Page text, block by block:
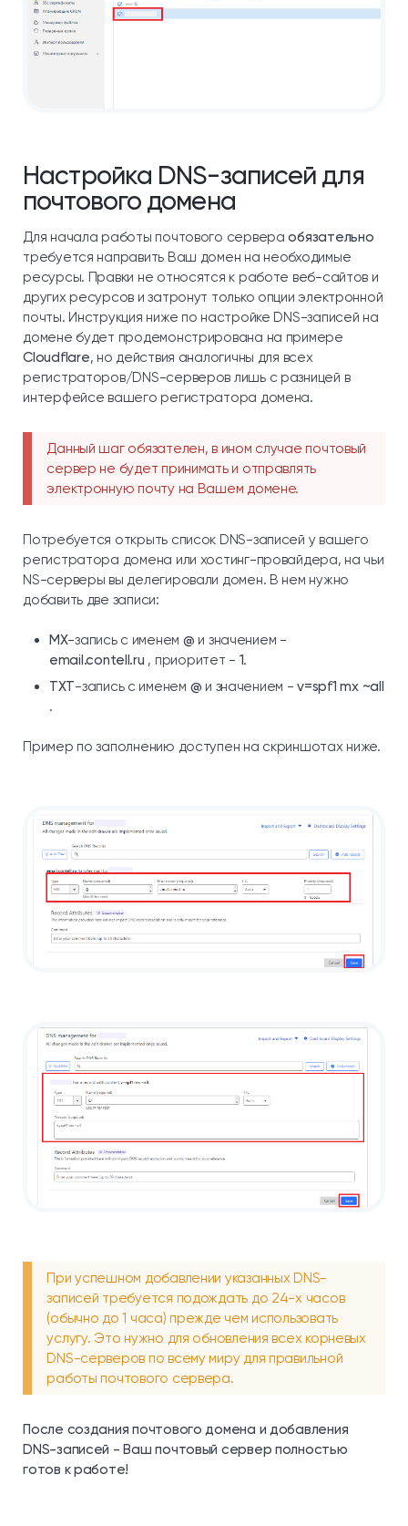
Настройка DNS-записей для
почтового домена
Для начала работы почтового сервераобязательно
требуется направить Ваш домен на необходимые
ресурсы. Правки не относятся к работе веб-сайтов и
других ресурсов и затронут только опции электронной
почты. Инструкция ниже по настройке DNS-записей на
домене будет продемонстрирована на примере
Cloudflare, но действия аналогичны для всех
регистраторов/DNS-серверов лишь с разницей в
интерфейсе вашего регистратора домена.
Данный шаг обязателен, в ином случае почтовый
сервер не будет принимать и отправлять
электронную почту на Вашем домене.
Потребуется открыть список DNS-записей у вашего
регистратора домена или хостинг-провайдера, на чьи
NS-серверы вы делегировали домен. В нем нужно
добавить две записи:
MX-запись с именем @ и значением -
email.contell.ru , приоритет - 1.
TXT-запись с именем @ и значением -v=spf1 mx ~all
.
Пример по заполнению доступен на скриншотах ниже.
При успешном добавлении указанных DNS-
записей требуется подождать до 24-х часов
(обычно до 1 часа) прежде чем использовать
услугу. Это нужно для обновления всех корневых
DNS-серверов по всему миру для правильной
работы почтового сервера.
После создания почтового домена и добавления
DNS-записей - Ваш почтовый сервер полностью
готов к работе!